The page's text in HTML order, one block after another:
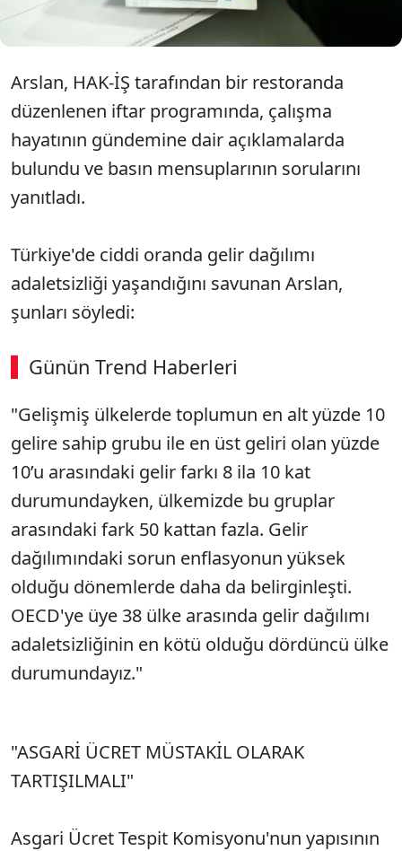
Arslan, HAK-İŞ tarafından bir restoranda
düzenlenen iftar programında, çalışma
hayatının gündemine dair açıklamalarda
bulundu ve basın mensuplarının sorularını
yanıtladı.
Türkiye'de ciddi oranda gelir dağılımı
adaletsizliği yaşandığını savunan Arslan,
şunları söyledi:
Günün Trend Haberleri
"Gelişmiş ülkelerde toplumun en alt yüzde 10
gelire sahip grubu ile en üst geliri olan yüzde
10’u arasındaki gelir farkı 8 ila 10 kat
durumundayken, ülkemizde bu gruplar
arasındaki fark 50 kattan fazla. Gelir
dağılımındaki sorun enflasyonun yüksek
olduğu dönemlerde daha da belirginleşti.
OECD'ye üye 38 ülke arasında gelir dağılımı
adaletsizliğinin en kötü olduğu dördüncü ülke
durumundayız."
"ASGARİ ÜCRET MÜSTAKİL OLARAK
TARTIŞILMALI"
Asgari Ücret Tespit Komisyonu'nun yapısının